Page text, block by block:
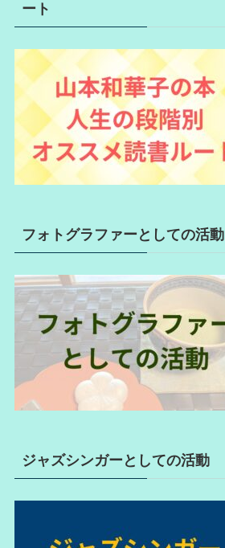
ート
フォトグラファーとしての活動
ジャズシンガーとしての活動